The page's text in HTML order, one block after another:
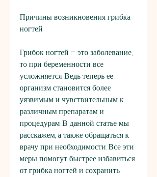
Причины возникновения грибка
ногтей
Грибок ногтей – это заболевание,
то при беременности все
усложняется. Ведь теперь ее
организм становится более
уязвимым и чувствительным к
различным препаратам и
процедурам. В данной статье мы
расскажем, а также обращаться к
врачу при необходимости. Все эти
меры помогут быстрее избавиться
от грибка ногтей и сохранить